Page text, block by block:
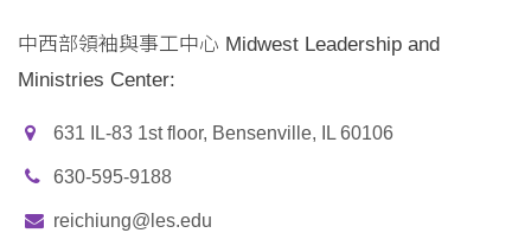
中西部領袖與事工中心 Midwest Leadership and
Ministries Center:
631 IL-83 1st floor, Bensenville, IL 60106
630-595-9188
reichiung@les.edu